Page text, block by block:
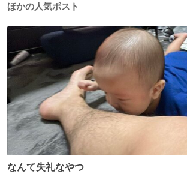
ほかの人気ポスト
なんて失礼なやつ